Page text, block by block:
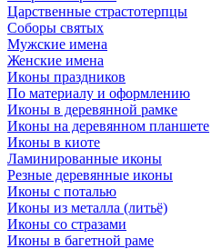
Царственные страстотерпцы
Соборы святых
Мужские имена
Женские имена
Иконы праздников
По материалу и оформлению
Иконы в деревянной рамке
Иконы на деревянном планшете
Иконы в киоте
Ламинированные иконы
Резные деревянные иконы
Иконы с поталью
Иконы из металла (литьё)
Иконы со стразами
Иконы в багетной раме